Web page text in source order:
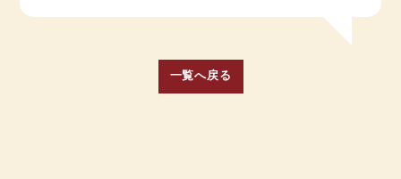
一覧へ戻る